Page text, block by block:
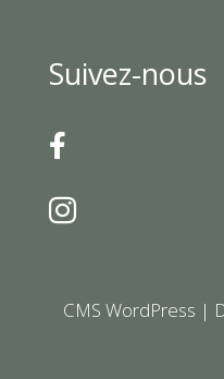
Suivez-nous


CMSWordPress |